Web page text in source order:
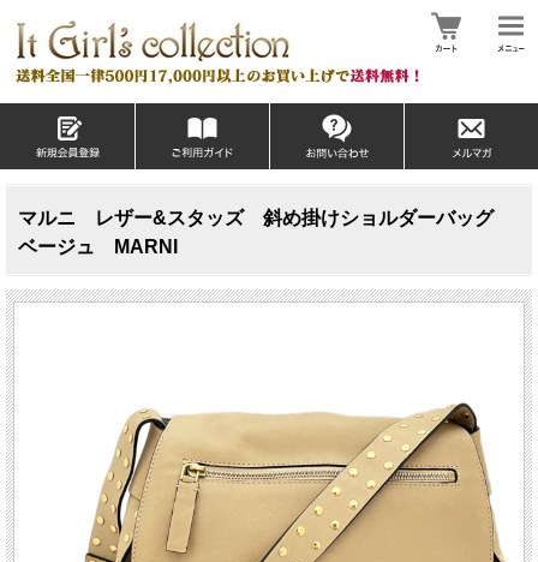
マルニ レザー&スタッズ 斜め掛けショルダーバッグ
ベージュ MARNI